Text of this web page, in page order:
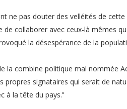
ne pas douter des velléités de
collaborer avec ceux-là mêmes
la désespérance de la
la combine politique mal nommée
propres signataires qui serait de
la tête du pays.’’